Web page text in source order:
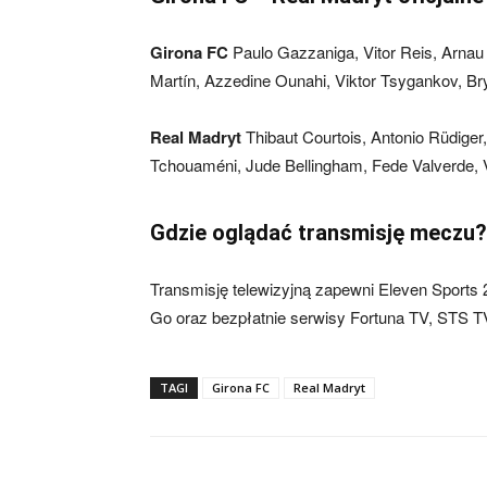
Girona FC Paulo Gazzaniga, Vitor Reis,
Martín, Azzedine Ounahi, Viktor Tsygankov,
Real MadrytThibaut Courtois, Antonio
Tchouaméni, Jude Bellingham, Fede
Gdzie oglądać transmisję meczu?
Transmisję telewizyjną zapewni Eleven Sports
Go oraz bezpłatnie serwisy Fortuna TV, STS
TAGI Girona FC Real Madryt